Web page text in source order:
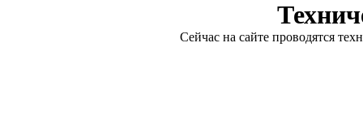
Сейчас на сайте проводятся